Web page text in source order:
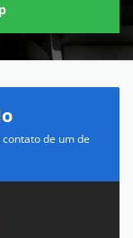
de um de